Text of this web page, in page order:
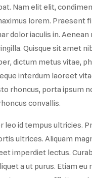
Nam elit elit,
lorem. Praesent
dolor iaculis in.
Quisque sit amet
dictum metus vitae,
interdum laoreet
rhoncus, porta ipsum
convallis.
leo id tempus ultricies.
ultrices. Aliquam
imperdiet lectus.
a ut purus. Etiam eu